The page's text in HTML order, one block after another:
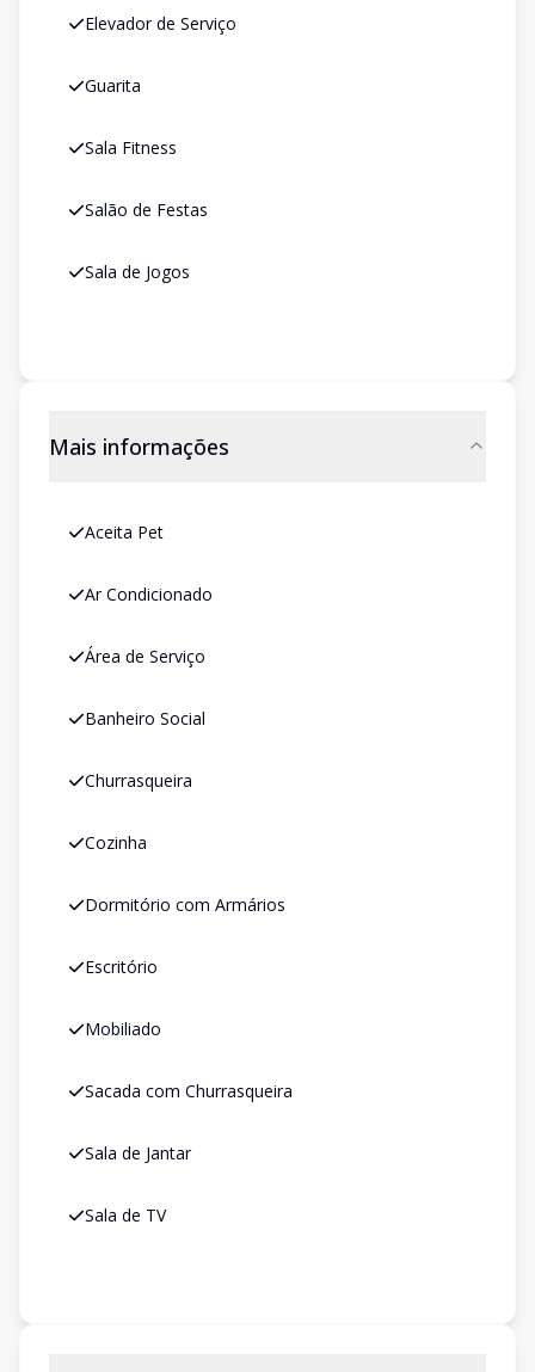
Elevador de Serviço
Guarita
Sala Fitness
Salão de Festas
Sala de Jogos
Mais informações
Aceita Pet
Ar Condicionado
Área de Serviço
Banheiro Social
Churrasqueira
Cozinha
Dormitório com Armários
Escritório
Mobiliado
Sacada com Churrasqueira
Sala de Jantar
Sala de TV